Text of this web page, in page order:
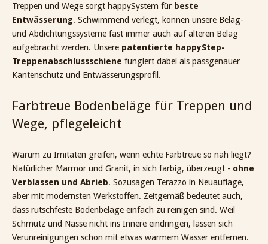
Treppen und Wege sorgt happySystem für beste
Entwässerung. Schwimmend verlegt, können unsere Belag-
und Abdichtungssysteme fast immer auch auf älteren Belag
aufgebracht werden. Unsere patentierte happyStep-
Treppenabschlussschiene fungiert dabei als passgenauer
Kantenschutz und Entwässerungsprofil.
Farbtreue Bodenbeläge für Treppen und
Wege, pflegeleicht
Warum zu Imitaten greifen, wenn echte Farbtreue so nah liegt?
Natürlicher Marmor und Granit, in sich farbig, überzeugt - ohne
Verblassen und Abrieb. Sozusagen Terazzo in Neuauflage,
aber mit modernsten Werkstoffen. Zeitgemäß bedeutet auch,
dass rutschfeste Bodenbeläge einfach zu reinigen sind. Weil
Schmutz und Nässe nicht ins Innere eindringen, lassen sich
Verunreinigungen schon mit etwas warmem Wasser entfernen.